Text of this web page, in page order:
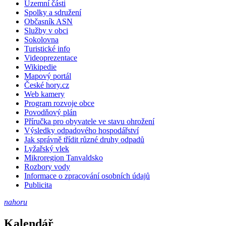
Územní části
Spolky a sdružení
Občasník ASN
Služby v obci
Sokolovna
Turistické info
Videoprezentace
Wikipedie
Mapový portál
České hory.cz
Web kamery
Program rozvoje obce
Povodňový plán
Příručka pro obyvatele ve stavu ohrožení
Výsledky odpadového hospodářství
Jak správně třídit různé druhy odpadů
Lyžařský vlek
Mikroregion Tanvaldsko
Rozbory vody
Informace o zpracování osobních údajů
Publicita
nahoru